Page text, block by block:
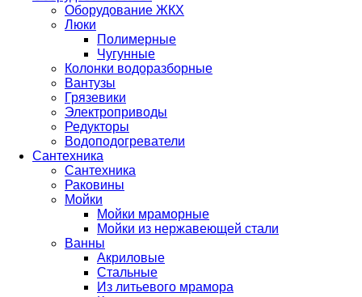
Оборудование ЖКХ
Люки
Полимерные
Чугунные
Колонки водоразборные
Вантузы
Грязевики
Электроприводы
Редукторы
Водоподогреватели
Сантехника
Сантехника
Раковины
Мойки
Мойки мраморные
Мойки из нержавеющей стали
Ванны
Акриловые
Стальные
Из литьевого мрамора